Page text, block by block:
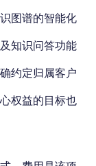
图谱的智能化
知识问答功能
约定归属客户
权益的目标也